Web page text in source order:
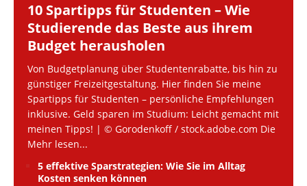
10 Spartipps für Studenten – Wie
Studierende das Beste aus ihrem
Budget herausholen
Von Budgetplanung über Studentenrabatte, bis hin zu
günstiger Freizeitgestaltung. Hier finden Sie meine
Spartipps für Studenten – persönliche Empfehlungen
inklusive. Geld sparen im Studium: Leicht gemacht mit
meinen Tipps! | © Gorodenkoff / stock.adobe.com Die
Mehr lesen...
5 effektive Sparstrategien: Wie Sie im Alltag
Kosten senken können